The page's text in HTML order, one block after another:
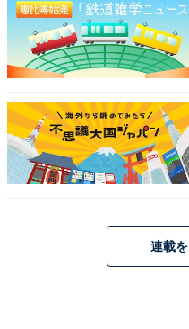
挑むと同時に、初の連覇
「（目標タイムについて
緒に走ればこのくらいは
いますが、自分に喝を入
連載